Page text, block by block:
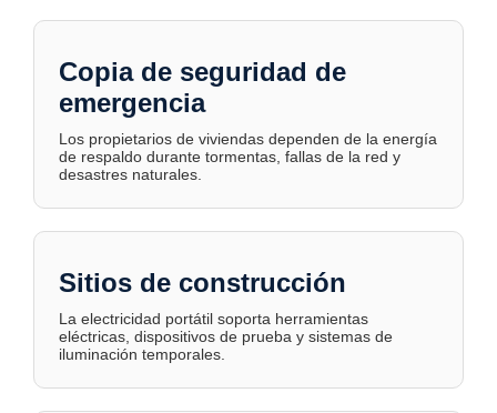
Copia de seguridad de
emergencia
Los propietarios de viviendas dependen de la energía
de respaldo durante tormentas, fallas de la red y
desastres naturales.
Sitios de construcción
La electricidad portátil soporta herramientas
eléctricas, dispositivos de prueba y sistemas de
iluminación temporales.